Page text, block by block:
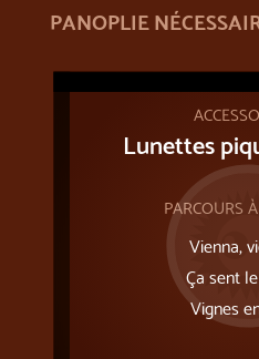
PANOPLIE
Lunettes
PARCOURS
Vienna,
Ça sent
Vignes